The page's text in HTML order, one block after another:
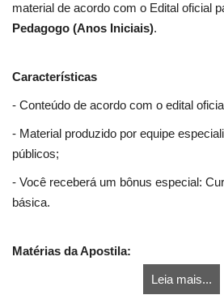
material de acordo com o Edital oficial
Pedagogo (Anos Iniciais).
Características
- Conteúdo de acordo com o edital
- Material produzido por equipe
públicos;
- Você receberá um bônus especial:
básica.
Matérias da Apostila:
Leia mais...